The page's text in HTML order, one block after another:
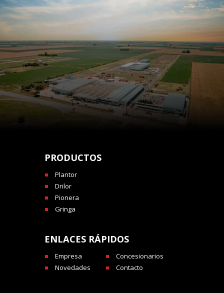
PRODUCTOS
Plantor
Drilor
Pionera
Gringa
ENLACES RÁPIDOS
Empresa
Concesionarios
Novedades
Contacto